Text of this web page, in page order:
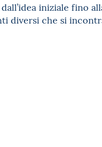
iniziale fino
diversi che si